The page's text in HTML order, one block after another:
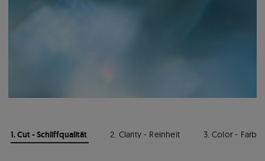
1. Cut - Schliffqualität 2. Clarity - Reinheit 3. Color - Farbe